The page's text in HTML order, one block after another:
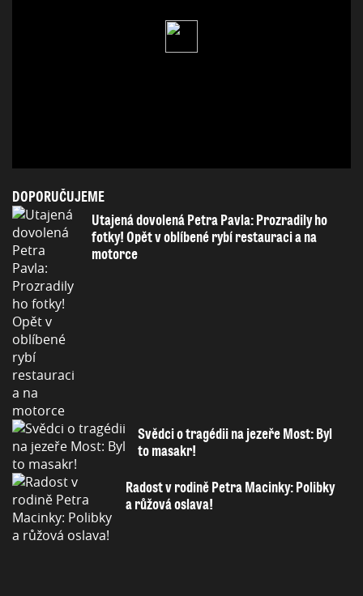
DOPORUČUJEME
Utajená dovolená Petra Pavla: Prozradily ho
fotky! Opět v oblíbené rybí restauraci a na
motorce
Svědci o tragédii na jezeře Most: Byl
to masakr!
Radost v rodině Petra Macinky: Polibky
a růžová oslava!